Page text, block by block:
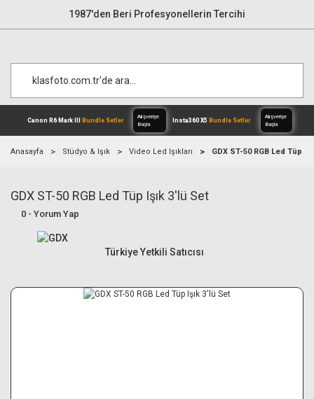
1987'den Beri Profesyonellerin Tercihi
Canon R6 Mark IIIBundle Setler
Anasayfa Stüdyo & Işık Video Led Işıkları GDX ST-50 RGB Led Tüp
GDX ST-50 RGB Led Tüp Işık 3'lü Set
0 - Yorum Yap
Türkiye Yetkili Satıcısı